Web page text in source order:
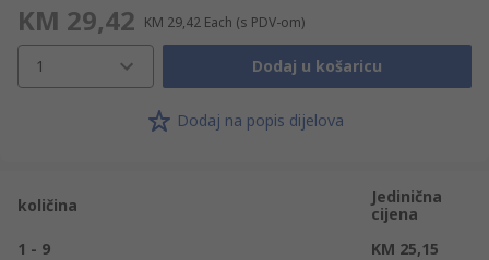
KM 29,42 KM 29,42 Each (s PDV-om)
1 Dodaj u košaricu
Dodaj na popis dijelova
količina
Jedinična
cijena
1 - 9
KM 25,15